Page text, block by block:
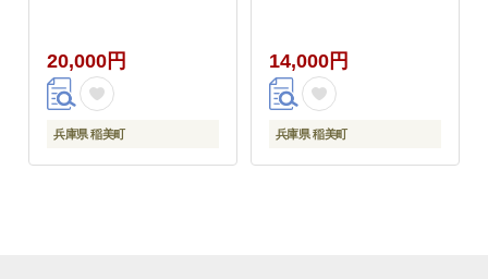
20,000円
兵庫県 稲美町
14,000円
兵庫県 稲美町